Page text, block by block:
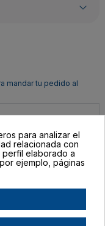
mandar tu pedido al
para analizar el
relacionada con
elaborado a
ejemplo, páginas